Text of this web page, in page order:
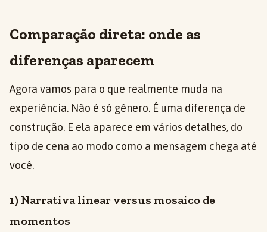
Comparação direta: onde as
diferenças aparecem
Agora vamos para o que realmente muda na
experiência. Não é só gênero. É uma diferença de
construção. E ela aparece em vários detalhes, do
tipo de cena ao modo como a mensagem chega até
você.
1) Narrativa linear versus mosaico de
momentos